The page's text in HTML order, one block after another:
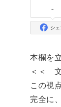
-
シェ
本欄を
＜＜
この視
完全に